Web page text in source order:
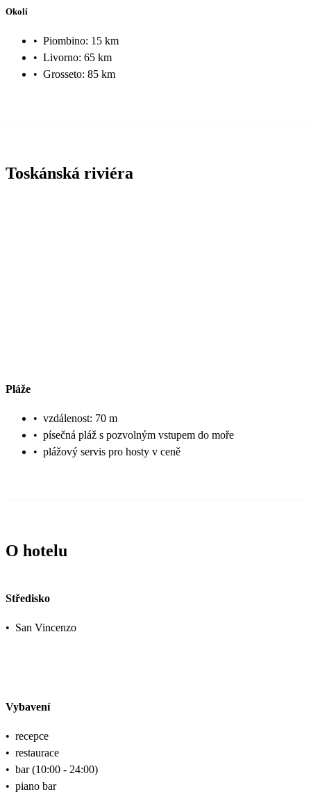
Okolí
• Piombino: 15 km
• Livorno: 65 km
• Grosseto: 85 km
Toskánská riviéra
Pláže
• vzdálenost: 70 m
• písečná pláž s pozvolným vstupem do moře
• plážový servis pro hosty v ceně
O hotelu
Středisko
• San Vincenzo
Vybavení
• recepce
• restaurace
• bar (10:00 - 24:00)
• piano bar